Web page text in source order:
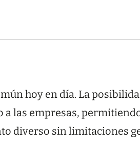
hoy en día. La
las empresas,
diverso sin limitaciones